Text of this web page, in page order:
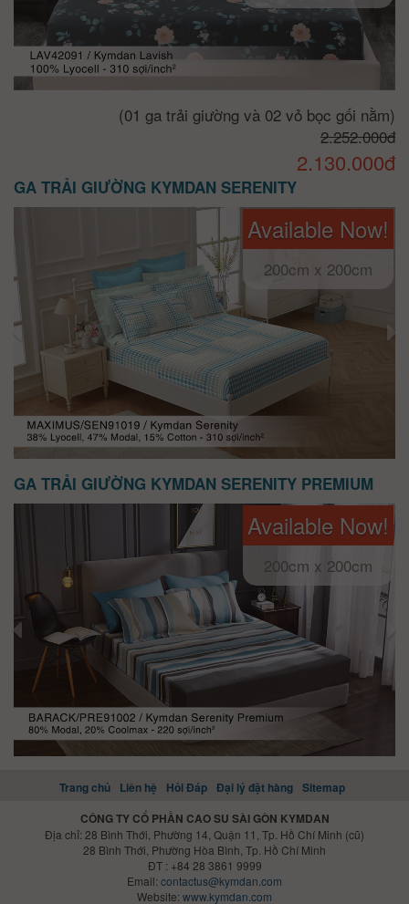
(01 ga trải giường và 02 vỏ bọc gối nằm)
2.252.000đ
2.130.000đ
GA TRẢI GIƯỜNG KYMDAN SERENITY
Available Now!
200cm x 200cm
GA TRẢI GIƯỜNG KYMDAN SERENITY PREMIUM
Available Now!
200cm x 200cm
Trang chủ Liên hệ Hỏi Đáp Đại lý đặt hàng Sitemap
CÔNG TY CỔ PHẦN CAO SU SÀI GÒN KYMDAN
Địa chỉ: 28 Bình Thới, Phường 14, Quận 11, Tp. Hồ Chí Minh (cũ)
28 Bình Thới, Phường Hòa Bình, Tp. Hồ Chí Minh
ĐT : +84 28 3861 9999
Email: contactus@kymdan.com
Website: www.kymdan.com